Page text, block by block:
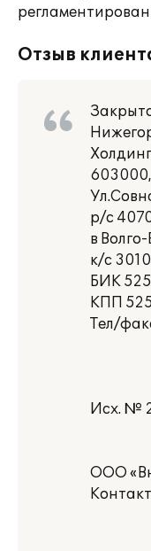
Отзыв
р/с
в
к/с
БИК
КПП
Тел/
Исх. №
ООО